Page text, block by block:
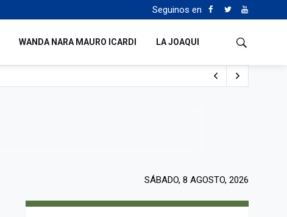
Seguinos en
WANDA NARA MAURO ICARDI LA JOAQUI
SÁBADO, 8 AGOSTO, 2026